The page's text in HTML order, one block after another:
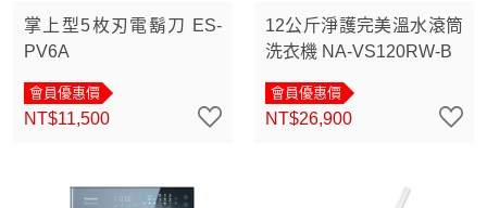
掌上型5枚刃電鬍刀 ES-
PV6A
會員優惠價
NT$11,500
12公斤淨護完美溫水滾筒
洗衣機 NA-VS120RW-B
會員優惠價
NT$26,900